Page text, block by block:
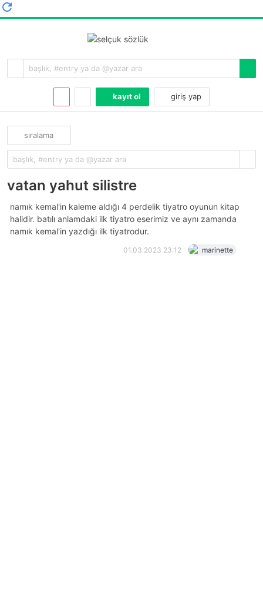
kayıt ol giriş yap
sıralama
vatan yahut silistre
namık kemal'in kaleme aldığı 4 perdelik tiyatro oyunun kitap
halidir. batılı anlamdaki ilk tiyatro eserimiz ve aynı zamanda
namık kemal'in yazdığı ilk tiyatrodur.
01.03.2023 23:12 marinette